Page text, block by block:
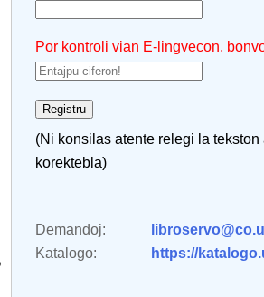
Por kontroli vian E-lingvecon,
(Ni konsilas atente relegi la
korektebla)
Demandoj:
Katalogo:
https://